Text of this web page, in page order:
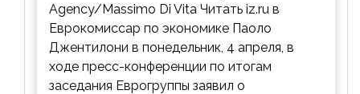
Agency/Massimo Di Vita Читать iz.ru в
Еврокомиссар по экономике Паоло
Джентилони в понедельник, 4 апреля, в
ходе пресс-конференции по итогам
заседания Еврогруппы заявил о